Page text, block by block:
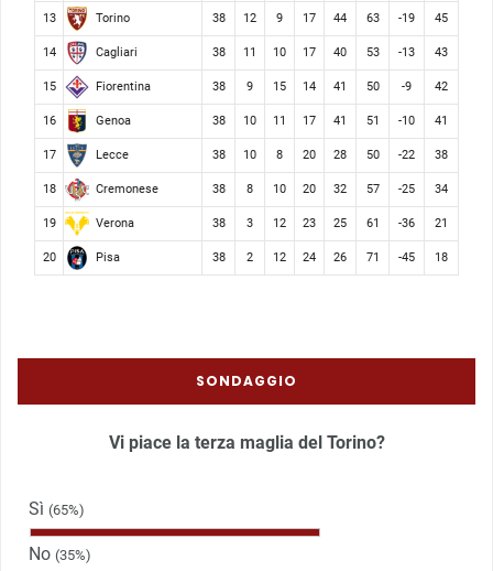
13 Torino 38 12 9 17 44 63 -19 45
14 Cagliari 38 11 10 17 40 53 -13 43
15 Fiorentina 38 9 15 14 41 50 -9 42
16 Genoa 38 10 11 17 41 51 -10 41
17 Lecce 38 10 8 20 28 50 -22 38
18 Cremonese 38 8 10 20 32 57 -25 34
19 Verona 38 3 12 23 25 61 -36 21
20 Pisa 38 2 12 24 26 71 -45 18
SONDAGGIO
Vi piace la terza maglia del Torino?
Sì (65%)
No (35%)